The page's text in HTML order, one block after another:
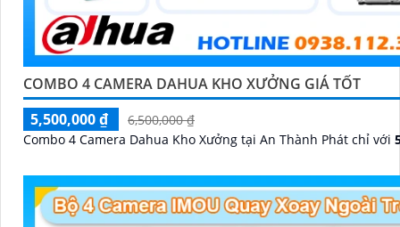
COMBO 4 CAMERA DAHUA KHO XƯỞNG GIÁ TỐT
5,500,000 ₫
6,500,000 ₫
Combo 4 Camera Dahua Kho Xưởng tại An Thành Phát chỉ với